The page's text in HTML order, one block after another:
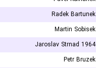
Radek Bartunek
Martin Sobisek
Jaroslav Strnad 1964
Petr Bruzek